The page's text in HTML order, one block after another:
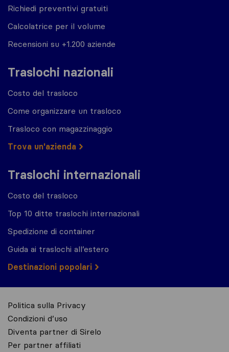
Richiedi preventivi gratuiti
Calcolatrice per il volume
Recensioni su +1.200 aziende
Traslochi nazionali
Costo del trasloco
Come organizzare un trasloco
Trasloco con magazzinaggio
Trova un'azienda
Traslochi internazionali
Costo del trasloco
Top 10 ditte traslochi internazionali
Spedizione di container
Guida ai traslochi all’estero
Destinazioni popolari
Politica sulla Privacy
Condizioni d’uso
Diventa partner di Sirelo
Per partner affiliati